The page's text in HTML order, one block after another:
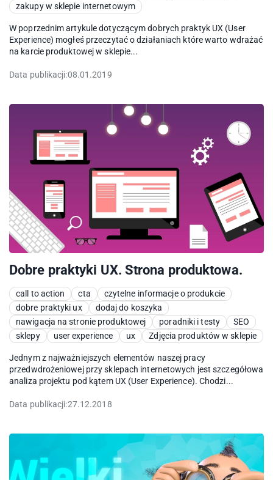
zakupy w sklepie internetowym
W poprzednim artykule dotyczącym dobrych praktyk UX (User
Experience) mogłeś przeczytać o działaniach które warto wdrażać
na karcie produktowej w sklepie...
Data publikacji:08.01.2019
Dobre praktyki UX. Strona produktowa.
call to action cta
czytelne informacje o produkcie
dobre praktyki ux
dodaj do koszyka
nawigacja na stronie produktowej
poradniki i testy
SEO
sklepy
user experience ux Zdjęcia produktów w sklepie
Jednym z najważniejszych elementów naszej pracy
przedwdrożeniowej przy sklepach internetowych jest szczegółowa
analiza projektu pod kątem UX (User Experience). Chodzi...
Data publikacji:27.12.2018